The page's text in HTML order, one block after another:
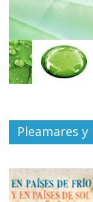
Pleamares